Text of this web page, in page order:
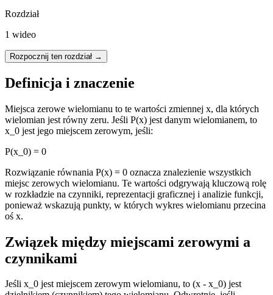
Rozdział
1 wideo
Rozpocznij ten rozdział →
Definicja i znaczenie
Miejsca zerowe wielomianu to te wartości zmiennej x, dla których
wielomian jest równy zeru. Jeśli P(x) jest danym wielomianem, to
x_0 jest jego miejscem zerowym, jeśli:
P(x_0) = 0
Rozwiązanie równania P(x) = 0 oznacza znalezienie wszystkich
miejsc zerowych wielomianu. Te wartości odgrywają kluczową rolę
w rozkładzie na czynniki, reprezentacji graficznej i analizie funkcji,
ponieważ wskazują punkty, w których wykres wielomianu przecina
oś x.
Związek między miejscami zerowymi a
czynnikami
Jeśli x_0 jest miejscem zerowym wielomianu, to (x - x_0) jest